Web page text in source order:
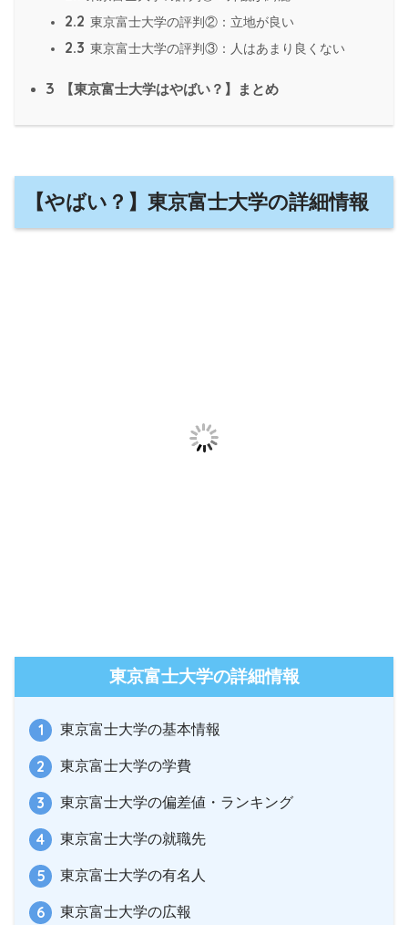
2.2 東京富士大学の評判②：立地が良い
2.3 東京富士大学の評判③：人はあまり良くない
3 【東京富士大学はやばい？】まとめ
【やばい？】東京富士大学の詳細情報
東京富士大学の詳細情報
東京富士大学の基本情報
東京富士大学の学費
東京富士大学の偏差値・ランキング
東京富士大学の就職先
東京富士大学の有名人
東京富士大学の広報